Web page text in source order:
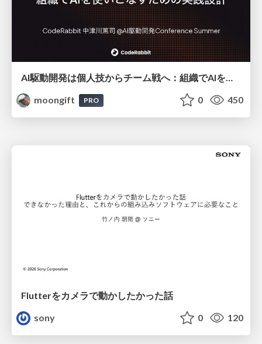
AI駆動開発は個人技からチーム戦へ：組織でAIを使いこなすための実践設計
moongift
PRO 0 450
Flutterをカメラで動かしたかった話
sony
0 120